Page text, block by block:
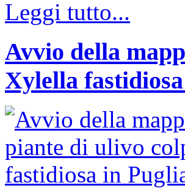
Leggi tutto...
Avvio della
Xylella